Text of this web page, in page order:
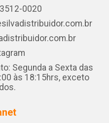
0020
Segunda a Sexta das
às 18:15hrs, exceto